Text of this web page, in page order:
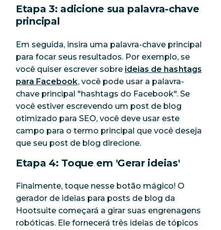
Etapa 3: adicione sua palavra-chave
principal
Em seguida, insira uma palavra-chave principal
para focar seus resultados. Por exemplo, se
você quiser escrever sobre ideias de hashtags
para Facebook, você pode usar a palavra-
chave principal "hashtags do Facebook". Se
você estiver escrevendo um post de blog
otimizado para SEO, você deve usar este
campo para o termo principal que você deseja
que seu post de blog direcione.
Etapa 4: Toque em 'Gerar ideias'
Finalmente, toque nesse botão mágico! O
gerador de ideias para posts de blog da
Hootsuite começará a girar suas engrenagens
robóticas. Ele fornecerá três ideias de tópicos